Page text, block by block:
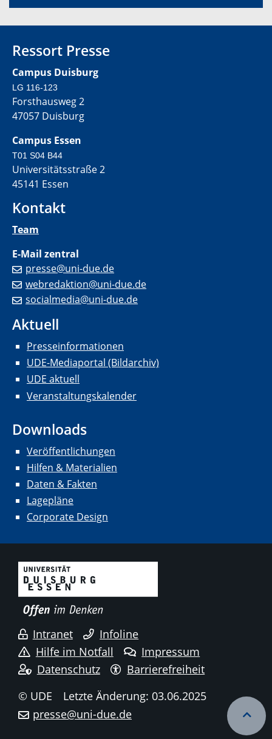
Ressort Presse
Campus Duisburg
LG 116-123
Forsthausweg 2
47057 Duisburg
Campus Essen
T01 S04 B44
Universitätsstraße 2
45141 Essen
Kontakt
Team
E-Mail zentral
presse@uni-due.de
webredaktion@uni-due.de
socialmedia@uni-due.de
Aktuell
Presseinformationen
UDE-Mediaportal (Bildarchiv)
UDE aktuell
Veranstaltungskalender
Downloads
Veröffentlichungen
Hilfen & Materialien
Daten & Fakten
Lagepläne
Corporate Design
Intranet
Infoline
Hilfe im Notfall
Impressum
Datenschutz
Barrierefreiheit
© UDE
Letzte Änderung: 03.06.2025
presse@uni-due.de